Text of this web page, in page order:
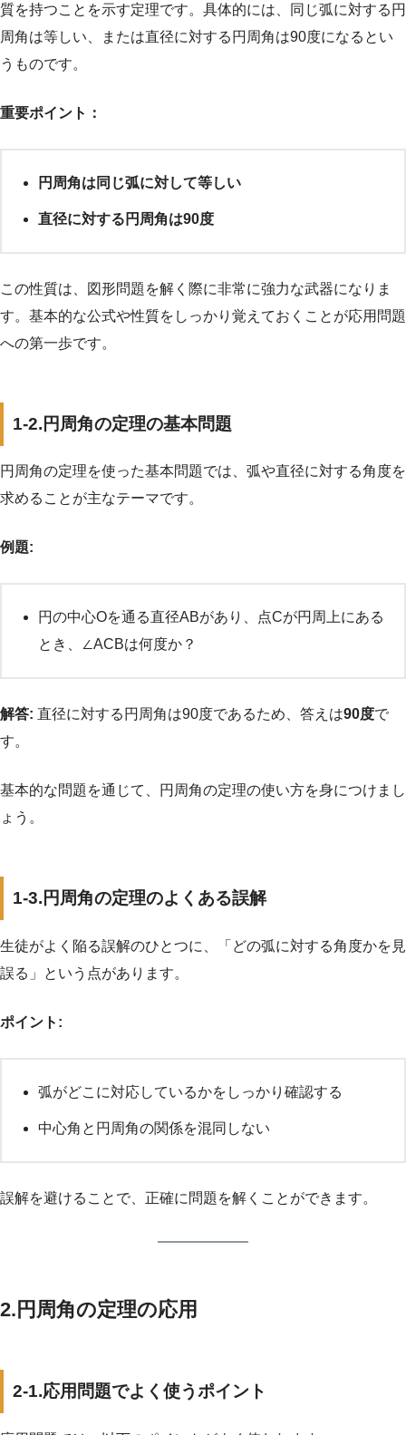
質を持つことを示す定理です。具体的には、同じ弧に対する円
周角は等しい、または直径に対する円周角は90度になるとい
うものです。
重要ポイント：
円周角は同じ弧に対して等しい
直径に対する円周角は90度
この性質は、図形問題を解く際に非常に強力な武器になりま
す。基本的な公式や性質をしっかり覚えておくことが応用問題
への第一歩です。
1-2.円周角の定理の基本問題
円周角の定理を使った基本問題では、弧や直径に対する角度を
求めることが主なテーマです。
例題:
円の中心Oを通る直径ABがあり、点Cが円周上にある
とき、∠ACBは何度か？
解答: 直径に対する円周角は90度であるため、答えは90度で
す。
基本的な問題を通じて、円周角の定理の使い方を身につけまし
ょう。
1-3.円周角の定理のよくある誤解
生徒がよく陥る誤解のひとつに、「どの弧に対する角度かを見
誤る」という点があります。
ポイント:
弧がどこに対応しているかをしっかり確認する
中心角と円周角の関係を混同しない
誤解を避けることで、正確に問題を解くことができます。
2.円周角の定理の応用
2-1.応用問題でよく使うポイント